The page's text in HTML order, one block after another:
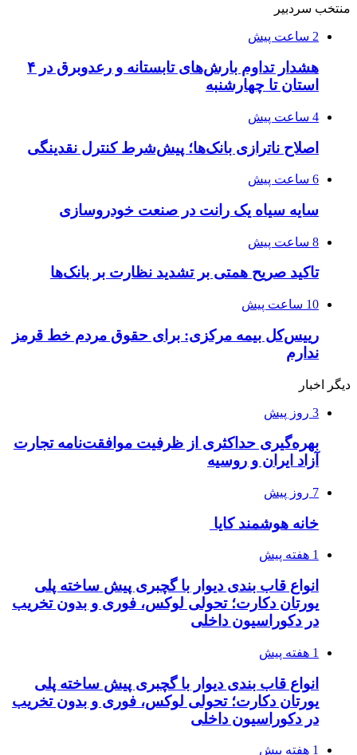
منتخب سردبیر
2 ساعت پیش
هشدار تداوم بارش‌های تابستانه و رعدوبرق در ۴
استان تا چهارشنبه
4 ساعت پیش
اصلاح ناترازی بانک‌ها؛ پیش‌شرط کنترل نقدینگی
6 ساعت پیش
سایه سیاه یک رانت در صنعت خودروسازی
8 ساعت پیش
تاکید صریح همتی بر تشدید نظارت بر بانک‌ها
10 ساعت پیش
رییس‌کل بیمه مرکزی: برای حقوق مردم خط قرمز
ندارم
دیگر اخبار
3 روز پیش
بهره‌گیری حداکثری از ظرفیت موافقت‌نامه تجارت
آزاد ایران و روسیه
7 روز پیش
خانه هوشمند کایا
1 هفته پیش
انواع قاب بندی دیوار با گچبری پیش ساخته پلی
یورتان دکارت؛ تحولی لوکس، فوری و بدون تخریب
در دکوراسیون داخلی
1 هفته پیش
انواع قاب بندی دیوار با گچبری پیش ساخته پلی
یورتان دکارت؛ تحولی لوکس، فوری و بدون تخریب
در دکوراسیون داخلی
1 هفته پیش